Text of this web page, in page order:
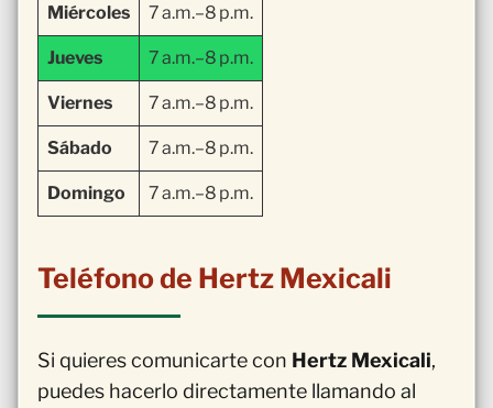
Miércoles 7 a.m.–8 p.m.
Jueves 7 a.m.–8 p.m.
Viernes 7 a.m.–8 p.m.
Sábado 7 a.m.–8 p.m.
Domingo 7 a.m.–8 p.m.
Teléfono de Hertz Mexicali
Si quieres comunicarte con Hertz Mexicali,
puedes hacerlo directamente llamando al